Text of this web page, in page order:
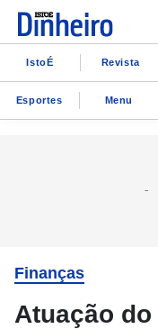
IstoÉ Revista
Esportes Menu
Finanças
Atuação